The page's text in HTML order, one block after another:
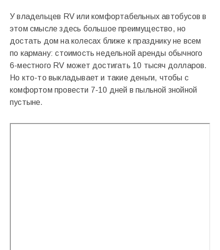
У владельцев RV или комфортабельных автобусов в
этом смысле здесь большое преимущество, но
достать дом на колесах ближе к празднику не всем
по карману: стоимость недельной аренды обычного
6-местного RV может достигать 10 тысяч долларов.
Но кто-то выкладывает и такие деньги, чтобы с
комфортом провести 7-10 дней в пыльной знойной
пустыне.